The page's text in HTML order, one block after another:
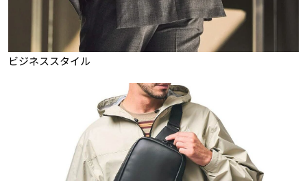
ビジネススタイル